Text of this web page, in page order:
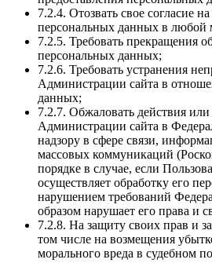
7.2.4. Отозвать свое согласие
персональных данных в любой
7.2.5. Требовать прекращения
персональных данных;
7.2.6. Требовать устранения
Администрации сайта в
данных;
7.2.7. Обжаловать действия или
Администрации сайта в
надзору в сфере связи,
массовых коммуникаций
порядке в случае, если
осуществляет обработку его
нарушением требований
образом нарушает его права и
7.2.8. На защиту своих прав и
том числе на возмещения
морального вреда в судебном